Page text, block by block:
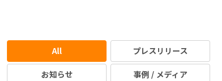
All
プレスリリース
お知らせ
事例 / メディア